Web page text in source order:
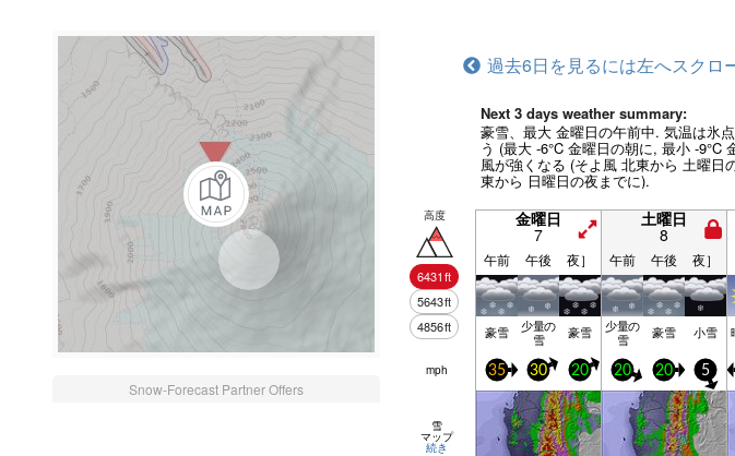
Snow-Forecast Partner Offers
過去6日を見るには左へスクロ
Next 3 days weather summary:
豪雪、最大 金曜日の午前中. 気温は氷
う (最大 -6°C 金曜日の朝に, 最小 -9°C
風が強くなる (そよ風 北東から 土曜日
東から 日曜日の夜までに).
高度
6431ft
5643ft
4856ft
金曜日
7
土曜日
8
午前 午後 夜］ 午前 午後 夜］
豪雪 少量の
雪 豪雪 少量の
雪 豪雪 小雪
mph 35 30 20 20 20 5
雪
マップ
続き